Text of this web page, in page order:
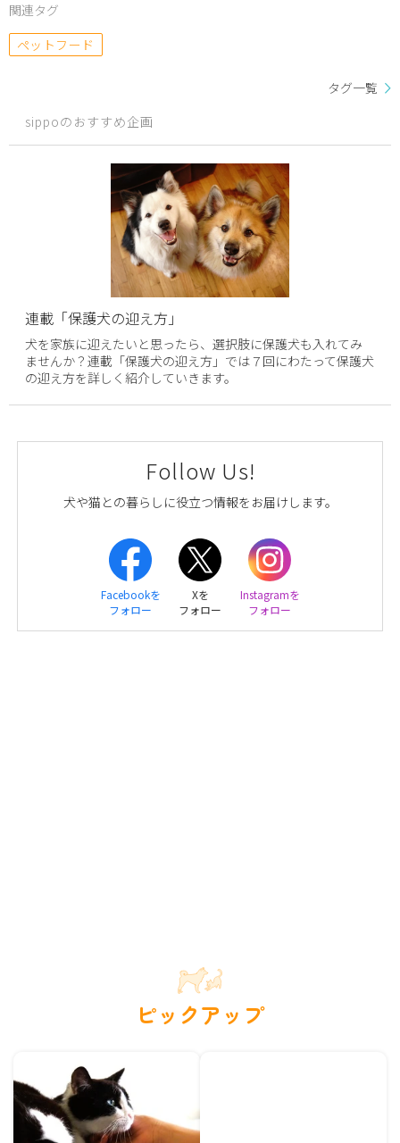
関連タグ
ペットフード
タグ一覧
sippoのおすすめ企画
連載「保護犬の迎え方」
犬を家族に迎えたいと思ったら、選択肢に保護犬も入れてみ
ませんか？連載「保護犬の迎え方」では７回にわたって保護犬
の迎え方を詳しく紹介していきます。
Follow Us!
犬や猫との暮らしに役立つ情報をお届けします。
Facebookを
フォロー
Xを
フォロー
Instagramを
フォロー
ピックアップ